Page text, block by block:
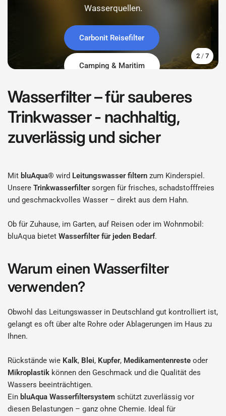
3 / 7
Jetzt den Unterschied erleben
Wasserquellen.
Carbonit Reisefilter
Camping & Maritim
Brunnenfilter
Unser Tischwasserfilter
Unser Hauswasserfilter
Hauswasserfilter Küche
Wasserfilter – für sauberes
Trinkwasser - nachhaltig,
zuverlässig und sicher
Mit bluAqua® wird Leitungswasser filtern zum Kinderspiel.
UnsereTrinkwasserfiltersorgen für frisches, schadstofffreies
und geschmackvolles Wasser – direkt aus dem Hahn.
Ob für Zuhause, im Garten, auf Reisen oder im Wohnmobil:
bluAqua bietetWasserfilter für jeden Bedarf.
Warum einen Wasserfilter
verwenden?
Obwohl das Leitungswasser in Deutschland gut kontrolliert ist,
gelangt es oft über alte Rohre oder Ablagerungen im Haus zu
Ihnen.
Rückstände wie Kalk, Blei, Kupfer, Medikamentenresteoder
Mikroplastik können den Geschmack und die Qualität des
Wassers beeinträchtigen.
Ein bluAqua Wasserfiltersystem schützt zuverlässig vor
diesen Belastungen – ganz ohne Chemie. Ideal für